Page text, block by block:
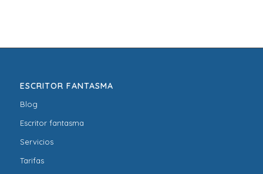
ESCRITOR FANTASMA
Blog
Escritor fantasma
Servicios
Tarifas